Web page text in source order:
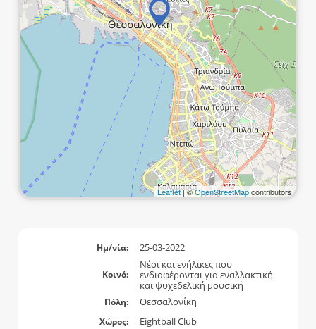
Leaflet| ©OpenStreetMapcontributors
Ημ/νία: 25-03-2022
Κοινό:
Νέοι και ενήλικες που
ενδιαφέρονται για εναλλακτική
και ψυχεδελική μουσική
Πόλη: Θεσσαλονίκη
Χώρος: Eightball Club